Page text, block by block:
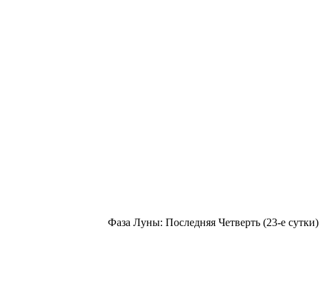
Фаза Луны: Последняя Четверть (23-е сутки)